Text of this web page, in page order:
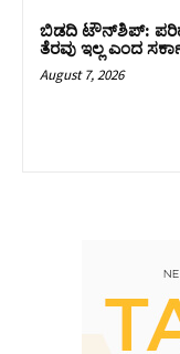
ಬಿಡದಿ ಟೌನ್‌ಶಿಪ್‌:
ತೆರವು ಇಲ್ಲ ಎಂದ
August 7, 2026